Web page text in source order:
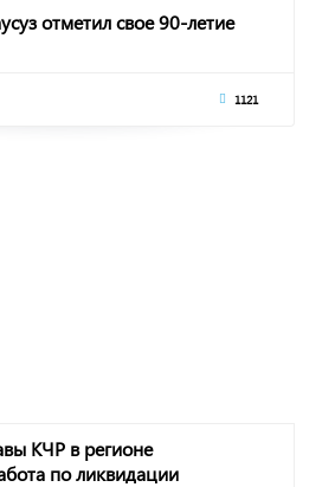
отметил свое 90-летие
1121
КЧР в регионе
по ликвидации